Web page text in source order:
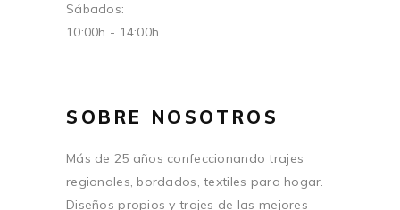
Sábados:
10:00h - 14:00h
SOBRE NOSOTROS
Más de 25 años confeccionando trajes
regionales, bordados, textiles para hogar.
Diseños propios y trajes de las mejores